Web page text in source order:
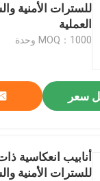
للسترات الأمنية
العملية
MOQ：1000 وحدة
سعر
للسترات الأمنية